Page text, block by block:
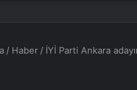
/ Haber / İYİ Parti Ankara